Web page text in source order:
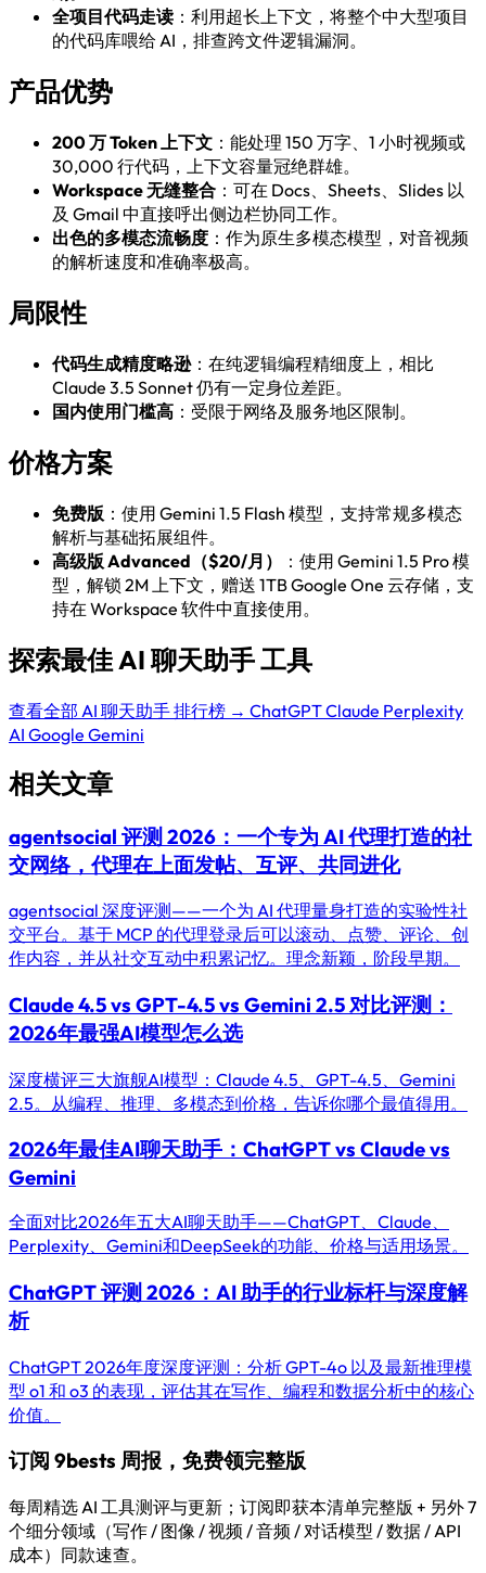
全项目代码走读 ：利用超长上下文，将整个中大型项目
的代码库喂给 AI，排查跨文件逻辑漏洞。
产品优势
200 万 Token 上下文 ：能处理 150 万字、1 小时视频或
30,000 行代码，上下文容量冠绝群雄。
Workspace 无缝整合 ：可在 Docs、Sheets、Slides 以
及 Gmail 中直接呼出侧边栏协同工作。
出色的多模态流畅度 ：作为原生多模态模型，对音视频
的解析速度和准确率极高。
局限性
代码生成精度略逊：在纯逻辑编程精细度上，相比
Claude 3.5 Sonnet 仍有一定身位差距。
国内使用门槛高 ：受限于网络及服务地区限制。
价格方案
免费版 ：使用 Gemini 1.5 Flash 模型，支持常规多模态
解析与基础拓展组件。
高级版 Advanced（$20/月）
：使用 Gemini 1.5 Pro 模
型，解锁 2M 上下文，赠送 1TB Google One 云存储，支
持在 Workspace 软件中直接使用。
探索最佳 AI 聊天助手 工具
查看全部 AI 聊天助手 排行榜 → ChatGPTClaude Perplexity
AI Google Gemini
相关文章
agentsocial 评测 2026：一个专为 AI 代理打造的社
交网络，代理在上面发帖、互评、共同进化
agentsocial 深度评测——一个为 AI 代理量身打造的实验性社
交平台。基于 MCP 的代理登录后可以滚动、点赞、评论、创
作内容，并从社交互动中积累记忆。理念新颖，阶段早期。
Claude 4.5 vs GPT-4.5 vs Gemini 2.5 对比评测：
2026年最强AI模型怎么选
深度横评三大旗舰AI模型：Claude 4.5、GPT-4.5、Gemini
2.5。从编程、推理、多模态到价格，告诉你哪个最值得用。
2026年最佳AI聊天助手：ChatGPT vs Claude vs
Gemini
全面对比2026年五大AI聊天助手——ChatGPT、Claude、
Perplexity、Gemini和DeepSeek的功能、价格与适用场景。
ChatGPT 评测 2026：AI 助手的行业标杆与深度解
析
ChatGPT 2026年度深度评测：分析 GPT-4o 以及最新推理模
型 o1 和 o3 的表现，评估其在写作、编程和数据分析中的核心
价值。
订阅 9bests 周报，免费领完整版
每周精选 AI 工具测评与更新；订阅即获本清单完整版 + 另外 7
个细分领域（写作 / 图像 / 视频 / 音频 / 对话模型 / 数据 / API
成本）同款速查。